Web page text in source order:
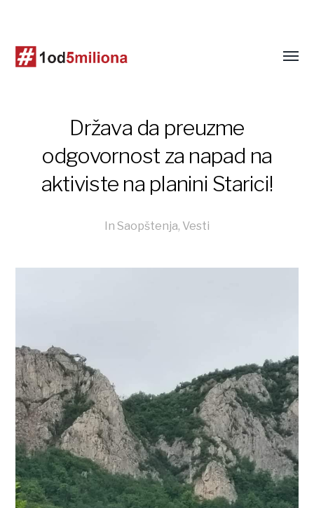
Država da preuzme
odgovornost za napad na
aktiviste na planini Starici!
In Saopštenja, Vesti